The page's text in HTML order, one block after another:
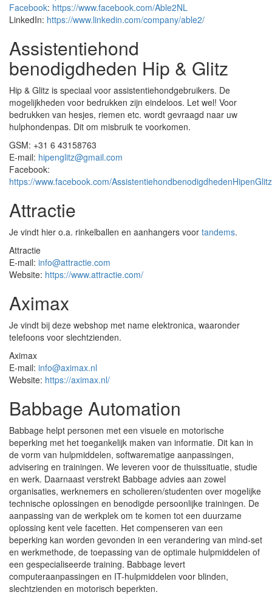
Facebook: https://www.facebook.com/Able2NL
LinkedIn: https://www.linkedin.com/company/able2/
Assistentiehond
benodigdheden Hip & Glitz
Hip & Glitz is speciaal voor assistentiehondgebruikers. De
mogelijkheden voor bedrukken zijn eindeloos. Let wel! Voor
bedrukken van hesjes, riemen etc. wordt gevraagd naar uw
hulphondenpas. Dit om misbruik te voorkomen.
GSM: +31 6 43158763
E-mail: hipenglitz@gmail.com
Facebook:
https://www.facebook.com/
Attractie
Je vindt hier o.a. rinkelballen en aanhangers voor tandems.
Attractie
E-mail: info@attractie.com
Website: https://www.attractie.com/
Aximax
Je vindt bij deze webshop met name elektronica, waaronder
telefoons voor slechtzienden.
Aximax
E-mail: info@aximax.nl
Website: https://aximax.nl/
Babbage Automation
Babbage helpt personen met een visuele en motorische
beperking met het toegankelijk maken van informatie. Dit kan in
de vorm van hulpmiddelen, softwarematige aanpassingen,
advisering en trainingen. We leveren voor de thuissituatie, studie
en werk. Daarnaast verstrekt Babbage advies aan zowel
organisaties, werknemers en scholieren/studenten over mogelijke
technische oplossingen en benodigde persoonlijke trainingen. De
aanpassing van de werkplek om te komen tot een duurzame
oplossing kent vele facetten. Het compenseren van een
beperking kan worden gevonden in een verandering van mind-set
en werkmethode, de toepassing van de optimale hulpmiddelen of
een gespecialiseerde training. Babbage levert
computeraanpassingen en IT-hulpmiddelen voor blinden,
slechtzienden en motorisch beperkten.